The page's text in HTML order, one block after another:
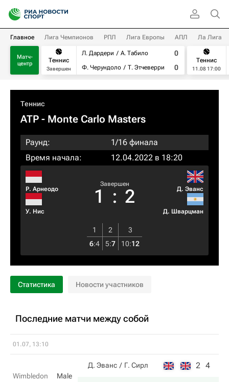
Главное Лига Чемпионов РПЛ Лига Европы АПЛ Ла Лига
Матч-
центр
Теннис
Завершен
Л. Дардери
А. Табило
Ф. Черундоло
Т. Этчеверри
0
0
Теннис
11.08 17:00
Теннис
ATP - Monte Carlo Masters
Раунд:
1/16 финала
Время начала:
12.04.2022 в 18:20
Р. Арнеодо
У. Нис
Завершен
1 : 2 Д. Эванс
Д. Шварцман
1 2
3
6:4 5:7 10:12
Статистика Новости участников
Последние матчи между собой
01.07, 13:10
Wimbledon
Male
Д. Эванс Г. Сирл 2 4